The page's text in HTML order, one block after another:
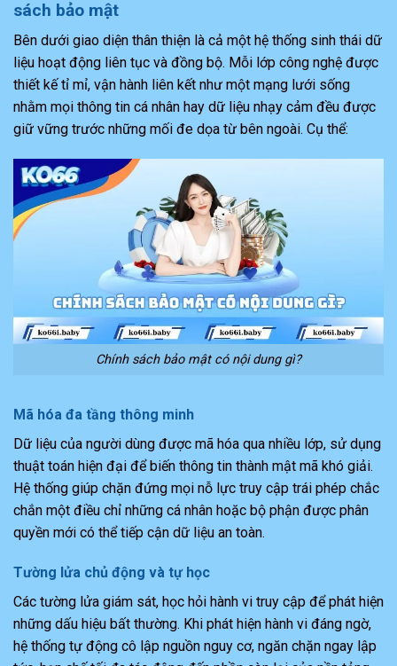
sách bảo mật
Bên dưới giao diện thân thiện là cả một hệ thống sinh thái dữ
liệu hoạt động liên tục và đồng bộ. Mỗi lớp công nghệ được
thiết kế tỉ mỉ, vận hành liên kết như một mạng lưới sống
nhằm mọi thông tin cá nhân hay dữ liệu nhạy cảm đều được
giữ vững trước những mối đe dọa từ bên ngoài. Cụ thể:
Chính sách bảo mật có nội dung gì?
Mã hóa đa tầng thông minh
Dữ liệu của người dùng được mã hóa qua nhiều lớp, sử dụng
thuật toán hiện đại để biến thông tin thành mật mã khó giải.
Hệ thống giúp chặn đứng mọi nỗ lực truy cập trái phép chắc
chắn một điều chỉ những cá nhân hoặc bộ phận được phân
quyền mới có thể tiếp cận dữ liệu an toàn.
Tường lửa chủ động và tự học
Các tường lửa giám sát, học hỏi hành vi truy cập để phát hiện
những dấu hiệu bất thường. Khi phát hiện hành vi đáng ngờ,
hệ thống tự động cô lập nguồn nguy cơ, ngăn chặn ngay lập